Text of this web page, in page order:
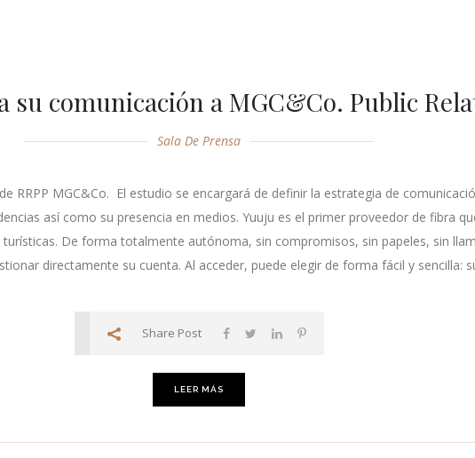
su comunicación a MGC&Co. Public
Sala De Prensa
RRPP MGC&Co. El estudio se encargará de definir la estrategia de
así como su presencia en medios. Yuuju es el primer proveedor de fibra
turísticas. De forma totalmente autónoma, sin compromisos, sin papeles, sin
directamente su cuenta. Al acceder, puede elegir de forma fácil y sencilla:
Share Post
LEER MÁS